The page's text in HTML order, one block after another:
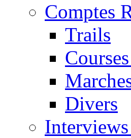
Comptes
Trails
Divers